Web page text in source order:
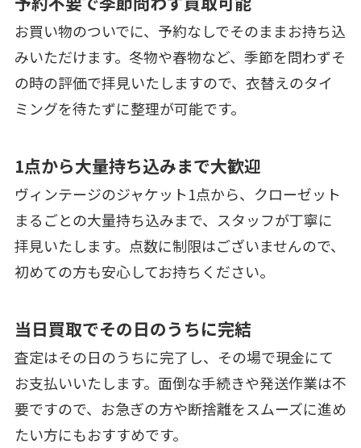
お買い物のついでに、予約なしでそのままお持ち込
みいただけます。冬物や春物など、季節を問わずそ
の時の評価で拝見いたしますので、衣替えのタイ
ミングを待たずに整理が可能です。
1点から大量持ち込みまで大歓迎
ヴィンテージのジャケット1点から、クローゼット
まるごとの大量持ち込みまで、スタッフが丁寧に
拝見いたします。点数に制限はございませんので、
初めての方も安心してお持ちください。
当日買取でその日のうちに完結
査定はその日のうちに完了し、その場で現金にて
お支払いいたします。面倒な手続きや発送作業は不
要ですので、お急ぎの方や断捨離をスムーズに進め
たい方にもおすすめです。